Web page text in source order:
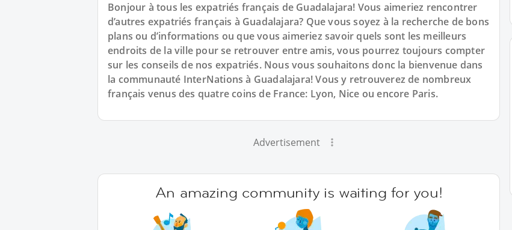
Bonjour à tous les expatriés français de Guadalajara! Vous aimeriez rencontrer
d’autres expatriés français à Guadalajara? Que vous soyez à la recherche de bons
plans ou d’informations ou que vous aimeriez savoir quels sont les meilleurs
endroits de la ville pour se retrouver entre amis, vous pourrez toujours compter
sur les conseils de nos expatriés. Nous vous souhaitons donc la bienvenue dans
la communauté InterNations à Guadalajara! Vous y retrouverez de nombreux
français venus des quatre coins de France: Lyon, Nice ou encore Paris.
Advertisement
An amazing community is waiting for you!